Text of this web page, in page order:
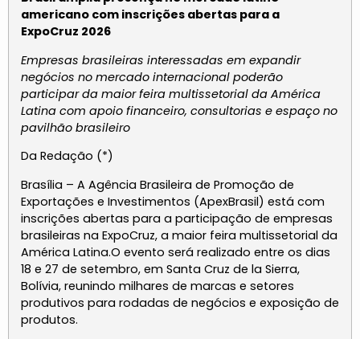
americano com inscrições abertas para a
ExpoCruz 2026
Empresas brasileiras interessadas em expandir
negócios no mercado internacional poderão
participar da maior feira multissetorial da América
Latina com apoio financeiro, consultorias e espaço no
pavilhão brasileiro
Da Redação (*)
Brasília – A Agência Brasileira de Promoção de
Exportações e Investimentos (ApexBrasil) está com
inscrições abertas para a participação de empresas
brasileiras na ExpoCruz, a maior feira multissetorial da
América Latina.O evento será realizado entre os dias
18 e 27 de setembro, em Santa Cruz de la Sierra,
Bolívia, reunindo milhares de marcas e setores
produtivos para rodadas de negócios e exposição de
produtos.